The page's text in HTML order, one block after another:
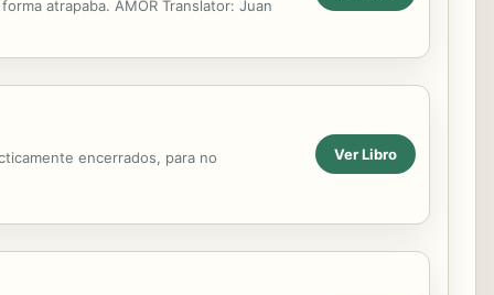
atrapaba. AMOR Translator: Juan
encerrados, para no Ver Libro